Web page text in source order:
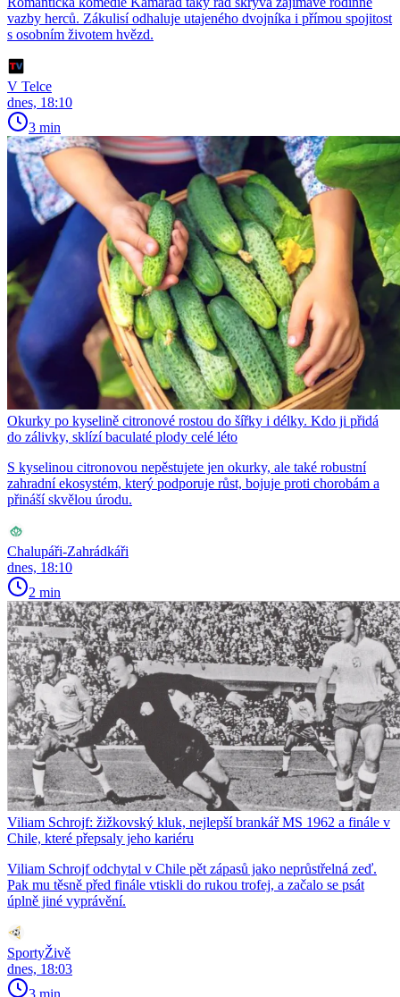
vazby herců. Zákulisí odhaluje utajeného dvojníka i přímou spojitost
s osobním životem hvězd.
V Telce
dnes, 18:10
3 min
Okurky po kyselině citronové rostou do šířky i délky. Kdo ji přidá
do zálivky, sklízí baculaté plody celé léto
S kyselinou citronovou nepěstujete jen okurky, ale také robustní
zahradní ekosystém, který podporuje růst, bojuje proti chorobám a
přináší skvělou úrodu.
Chalupáři-Zahrádkáři
dnes, 18:10
2 min
Viliam Schrojf: žižkovský kluk, nejlepší brankář MS 1962 a finále v
Chile, které přepsaly jeho kariéru
Viliam Schrojf odchytal v Chile pět zápasů jako neprůstřelná zeď.
Pak mu těsně před finále vtiskli do rukou trofej, a začalo se psát
úplně jiné vyprávění.
SportyŽivě
dnes, 18:03